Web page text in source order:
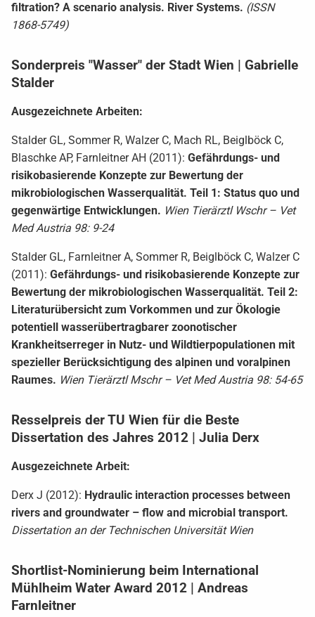
filtration? A scenario analysis. River Systems. (ISSN
1868-5749)
Sonderpreis "Wasser" der Stadt Wien | Gabrielle
Stalder
Ausgezeichnete Arbeiten:
Stalder GL, Sommer R, Walzer C, Mach RL, Beiglböck C,
Blaschke AP, Farnleitner AH (2011): Gefährdungs- und
risikobasierende Konzepte zur Bewertung der
mikrobiologischen Wasserqualität. Teil 1: Status quo und
gegenwärtige Entwicklungen. Wien Tierärztl Wschr – Vet
Med Austria 98: 9-24
Stalder GL, Farnleitner A, Sommer R, Beiglböck C, Walzer C
(2011): Gefährdungs- und risikobasierende Konzepte zur
Bewertung der mikrobiologischen Wasserqualität. Teil 2:
Literaturübersicht zum Vorkommen und zur Ökologie
potentiell wasserübertragbarer zoonotischer
Krankheitserreger in Nutz- und Wildtierpopulationen mit
spezieller Berücksichtigung des alpinen und voralpinen
Raumes. Wien Tierärztl Mschr – Vet Med Austria 98: 54-65
Resselpreis der TU Wien für die Beste
Dissertation des Jahres 2012 | Julia Derx
Ausgezeichnete Arbeit:
Derx J (2012): Hydraulic interaction processes between
rivers and groundwater – flow and microbial transport.
Dissertation an der Technischen Universität Wien
Shortlist-Nominierung beim International
Mühlheim Water Award 2012 | Andreas
Farnleitner